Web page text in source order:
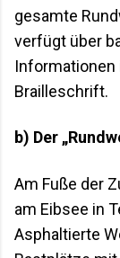
gesamte
verfügt über
Informationen
Brailleschrift.
b) Der
Am Fuße der
am Eibsee in
Asphaltierte